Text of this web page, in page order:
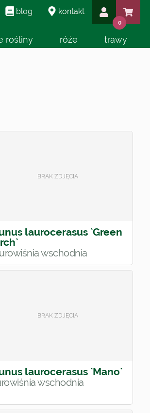
blog kontakt
0
rośliny róże trawy
laurocerasus `Green
wschodnia
laurocerasus `Mano`
wschodnia